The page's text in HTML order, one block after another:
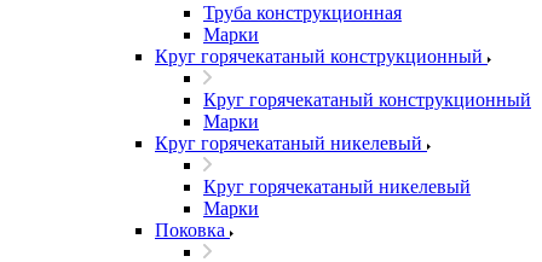
Труба конструкционная
Марки
Круг горячекатаный конструкционный
Круг горячекатаный конструкционный
Марки
Круг горячекатаный никелевый
Круг горячекатаный никелевый
Марки
Поковка